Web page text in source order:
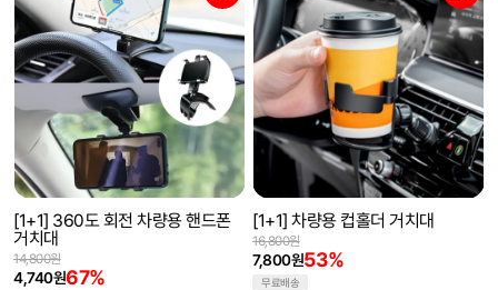
[1+1] 360도 회전 차량용 핸드폰
거치대
4,740원67%
14,800원
[1+1] 차량용 컵홀더 거치대
7,800원53%
16,800원
무료배송